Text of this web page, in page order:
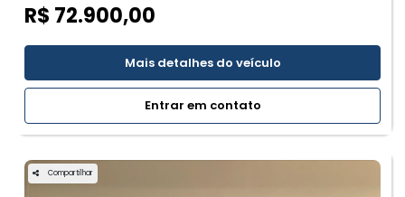
R$ 72.900,00
Mais detalhes do veículo
Entrar em contato
Compartilhar